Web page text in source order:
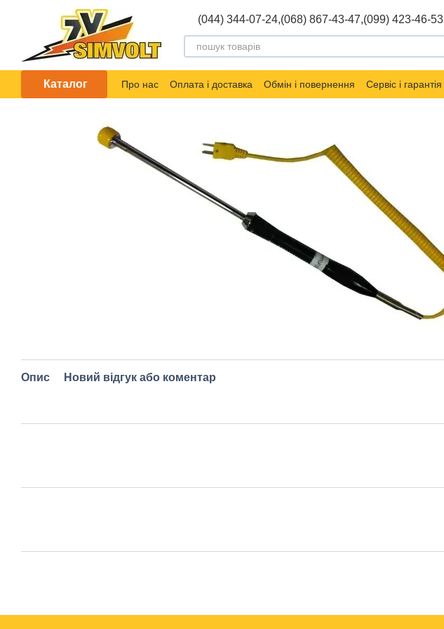
Перейти до основного контенту
(044) 344-07-24,(068) 867-43-47,(099) 423-46-53
Каталог Про нас Оплата і доставка Обмін і повернення Сервіс і гарантія
Опис Новий відгук або коментар